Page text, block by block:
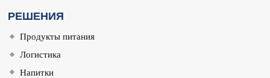
РЕШЕНИЯ
Продукты питания
Логистика
Напитки